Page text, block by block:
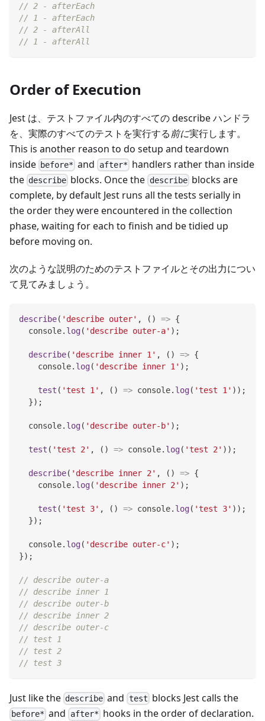
// 2 - afterEach
// 1 - afterEach
// 2 - afterAll
// 1 - afterAll
Order of Execution
Jest は、テストファイル内のすべての describe ハンドラ
を、実際のすべてのテストを実行する前に実行します。
This is another reason to do setup and teardown
inside before* and after* handlers rather than inside
the describe blocks. Once the describeblocks are
complete, by default Jest runs all the tests serially in
the order they were encountered in the collection
phase, waiting for each to finish and be tidied up
before moving on.
次のような説明のためのテストファイルとその出力につい
て見てみましょう。
describe( 'describe outer' , ( ) => {
console. log( 'describe outer-a' ) ;
describe( 'describe inner 1' , ( ) => {
console. log( 'describe inner 1' ) ;
test ( 'test 1' , ( ) => console. log( 'test 1' ) ) ;
}) ;
console. log( 'describe outer-b' ) ;
test ( 'test 2' , ( ) => console. log( 'test 2' ) ) ;
describe( 'describe inner 2' , ( ) => {
console. log( 'describe inner 2' ) ;
test ( 'test 3' , ( ) => console. log( 'test 3' ) ) ;
}) ;
console. log( 'describe outer-c' ) ;
}) ;
// describe outer-a
// describe inner 1
// describe outer-b
// describe inner 2
// describe outer-c
// test 1
// test 2
// test 3
Just like the describe and test blocks Jest calls the
before* and after* hooks in the order of declaration.